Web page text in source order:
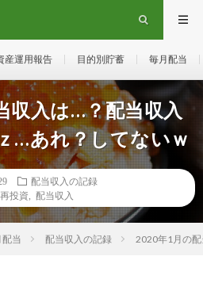
産運用報告 目的別貯蓄 毎月配当
収入は…？配当収入
…あれ？してないｗ
配当収入の記録
投資 配当収入
当 配当収入の記録 2020年1月の